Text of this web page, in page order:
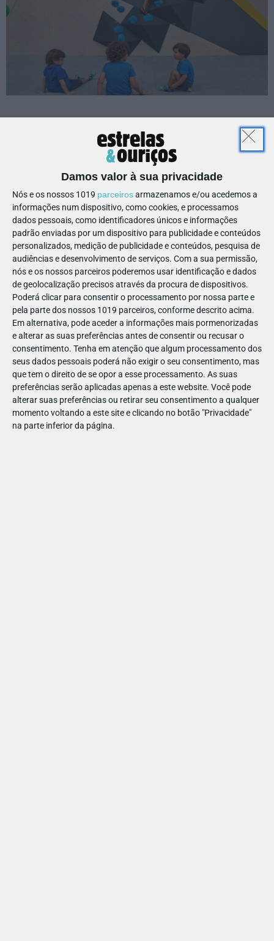
Damos valor à sua privacidade
Nós e os nossos 1019 parceirosarmazenamos e/ou acedemos a
informações num dispositivo, como cookies, e processamos
dados pessoais, como identificadores únicos e informações
padrão enviadas por um dispositivo para publicidade e conteúdos
personalizados, medição de publicidade e conteúdos, pesquisa de
audiências e desenvolvimento de serviços. Com a sua permissão,
nós e os nossos parceiros poderemos usar identificação e dados
de geolocalização precisos através da procura de dispositivos.
Poderá clicar para consentir o processamento por nossa parte e
pela parte dos nossos 1019 parceiros, conforme descrito acima.
Em alternativa, pode aceder a informações mais pormenorizadas
e alterar as suas preferências antes de consentir ou recusar o
consentimento. Tenha em atenção que algum processamento dos
seus dados pessoais poderá não exigir o seu consentimento, mas
que tem o direito de se opor a esse processamento. As suas
preferências serão aplicadas apenas a este website. Você pode
alterar suas preferências ou retirar seu consentimento a qualquer
momento voltando a este site e clicando no botão "Privacidade"
na parte inferior da página.
Escalada em Família: entre em
contacto com o desporto
Curioso mas sem saber por onde começar? A equipa do 9.8
Gravity Climbing faz-lhe uma introdução segura e
estimulante a esta modalidade. Neste primeiro contacto, os
visitantes radicais podem aprender as bases, a segurança e a
confiança para se tornarem progressivamente autónomos
neste desporto apaixonante.
Fazer escalada com uma perna às
costas?
Aventure-se com as aulas individuais ou de grupo e torne-se
num às da escalada! Há planos para todas as idades e níveis,
bem como treinos específicos intensivos que prometem
deixá-lo mais forte.